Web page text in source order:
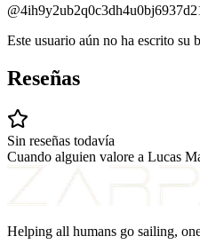
Este usuario aún no ha escrito su
Reseñas
Sin reseñas todavía
Cuando alguien valore a Lucas
Helping all humans go sailing,